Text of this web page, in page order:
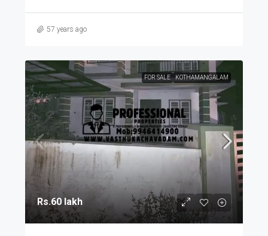
57 years ago
FOR SALE KOTHAMANGALAM
Rs.60 lakh